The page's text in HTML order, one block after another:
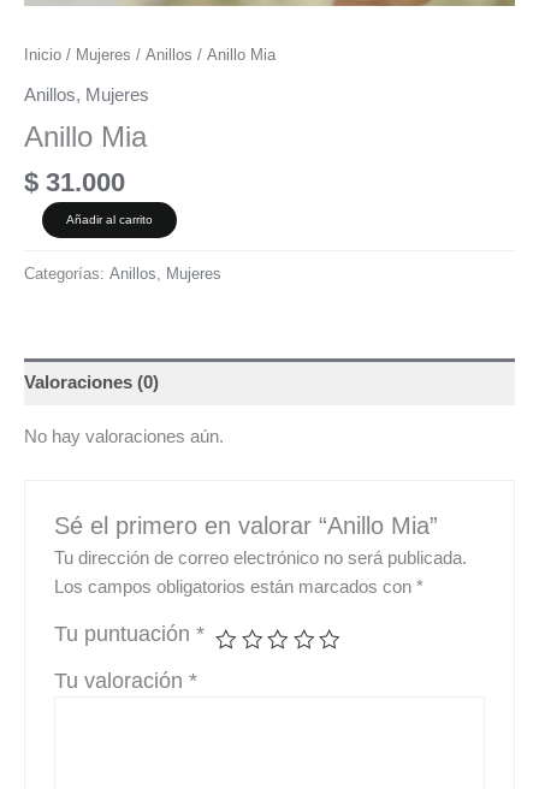
Inicio / Mujeres / Anillos / Anillo Mia
Anillos, Mujeres
Anillo Mia
$ 31.000
Añadir al carrito
Categorías: Anillos Mujeres
Valoraciones (0)
No hay valoraciones aún.
Sé el primero en valorar “Anillo Mia”
Tu dirección de correo electrónico no será publicada.
Los campos obligatorios están marcados con*
Tu puntuación*
Tu valoración*